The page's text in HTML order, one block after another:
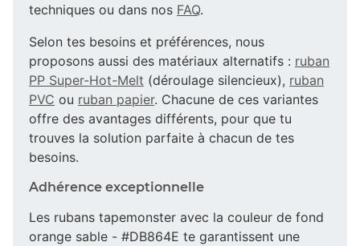
techniques ou dans nos FAQ.
Selon tes besoins et préférences, nous
proposons aussi des matériaux alternatifs : ruban
PP Super-Hot-Melt (déroulage silencieux), ruban
PVC ou ruban papier. Chacune de ces variantes
offre des avantages différents, pour que tu
trouves la solution parfaite à chacun de tes
besoins.
Adhérence exceptionnelle
Les rubans tapemonster avec la couleur de fond
orange sable - #DB864E te garantissent une